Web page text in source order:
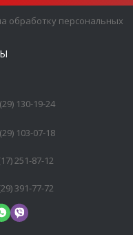
обработку персональных
130-19-24
103-07-18
251-87-12
391-77-72